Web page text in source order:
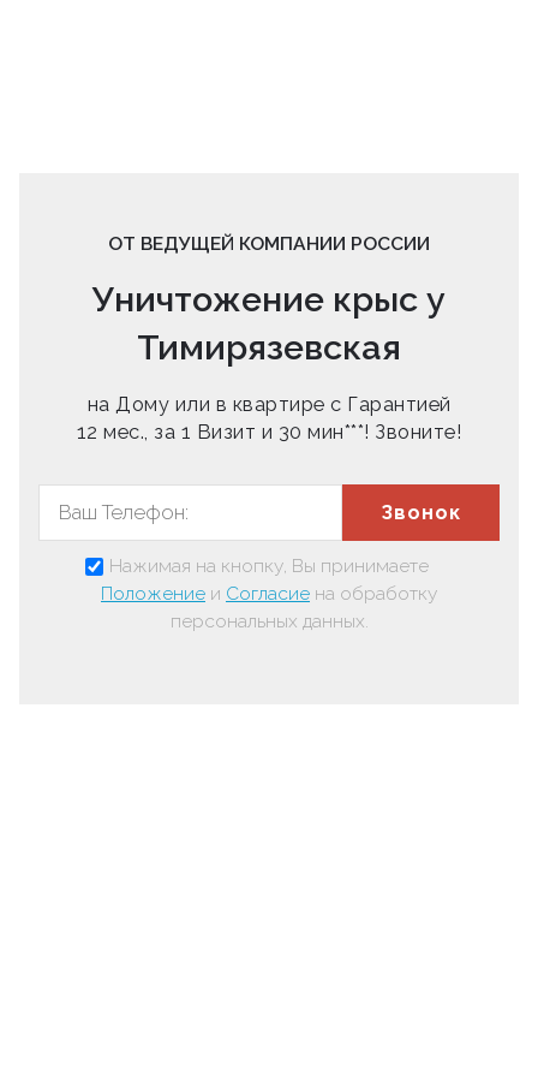
ОТ ВЕДУЩЕЙ КОМПАНИИ РОССИИ
Уничтожение крыс у
Тимирязевская
на Дому или в квартире с Гарантией
12 мес., за 1 Визит и 30 мин***! Звоните!
Звонок
Нажимая на кнопку, Вы принимаете
Положение и Согласие на обработку
персональных данных.